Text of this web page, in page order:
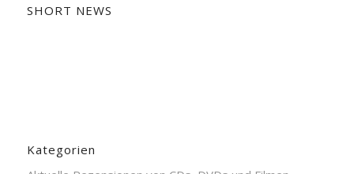
SHORT NEWS
Kategorien